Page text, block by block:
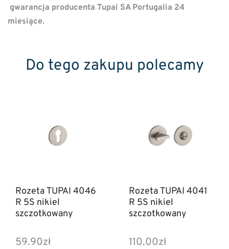
gwarancja producenta Tupai SA Portugalia 24
miesiące.
Do tego zakupu polecamy
Rozeta TUPAI 4046
R 5S nikiel
szczotkowany
59.90zł
Rozeta TUPAI 4041
R 5S nikiel
szczotkowany
110.00zł